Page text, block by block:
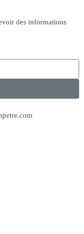
des informations